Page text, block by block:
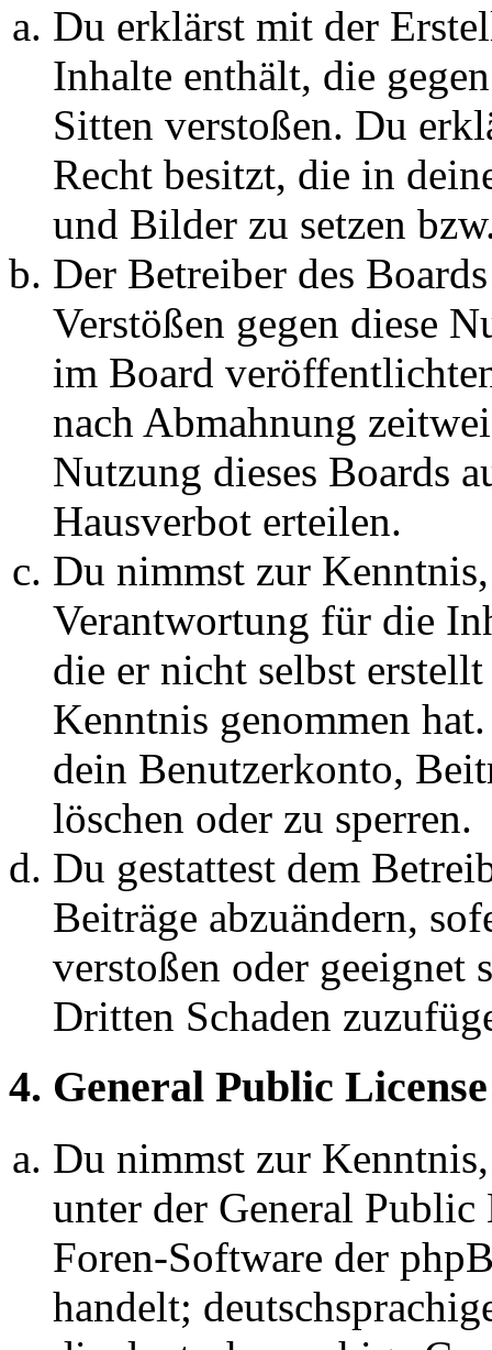
Du erklärst mit der
Inhalte enthält, die
Sitten verstoßen. Du
Recht besitzt, die in
und Bilder zu setzen
Der Betreiber des
Verstößen gegen diese
im Board
nach Abmahnung
Nutzung dieses Boards
Hausverbot erteilen.
Du nimmst zur
Verantwortung für die
die er nicht selbst
Kenntnis genommen
dein Benutzerkonto,
löschen oder zu sperren.
Du gestattest dem
Beiträge abzuändern,
verstoßen oder geeignet
Dritten Schaden
4. General Public License
Du nimmst zur
unter der General
Foren-Software der
handelt;